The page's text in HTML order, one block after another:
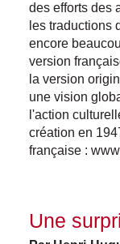
des efforts des
les traductions
encore
version
la version
une vision
l'action
création en
française :
Une